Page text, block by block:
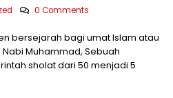
0 Comments
bersejarah bagi umat Islam atau
Muhammad, Sebuah
sholat dari 50 menjadi 5